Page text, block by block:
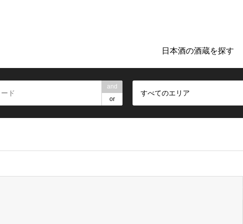
日本酒の酒蔵を探す
and
or
すべてのエリア